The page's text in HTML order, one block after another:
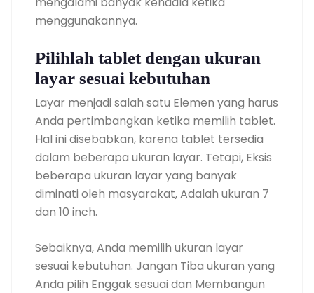
menggunakannya.
Pilihlah tablet dengan ukuran
layar sesuai kebutuhan
Layar menjadi salah satu Elemen yang harus
Anda pertimbangkan ketika memilih tablet.
Hal ini disebabkan, karena tablet tersedia
dalam beberapa ukuran layar. Tetapi, Eksis
beberapa ukuran layar yang banyak
diminati oleh masyarakat, Adalah ukuran 7
dan 10 inch.
Sebaiknya, Anda memilih ukuran layar
sesuai kebutuhan. Jangan Tiba ukuran yang
Anda pilih Enggak sesuai dan Membangun